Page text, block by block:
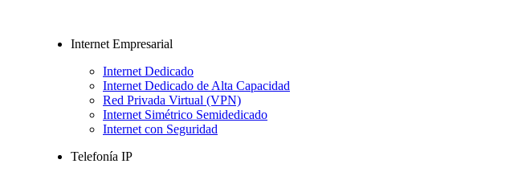
Internet Empresarial
Internet Dedicado
Internet Dedicado de Alta Capacidad
Red Privada Virtual (VPN)
Internet Simétrico Semidedicado
Internet con Seguridad
Telefonía IP